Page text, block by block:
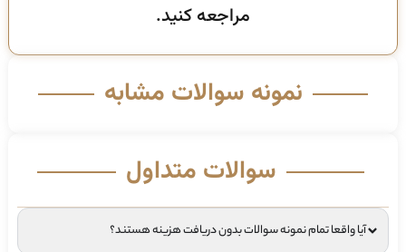
مراجعه کنید.
نمونه سوالات مشابه
سوالات متداول
آیا واقعا تمام نمونه سوالات بدون دریافت هزینه هستند؟